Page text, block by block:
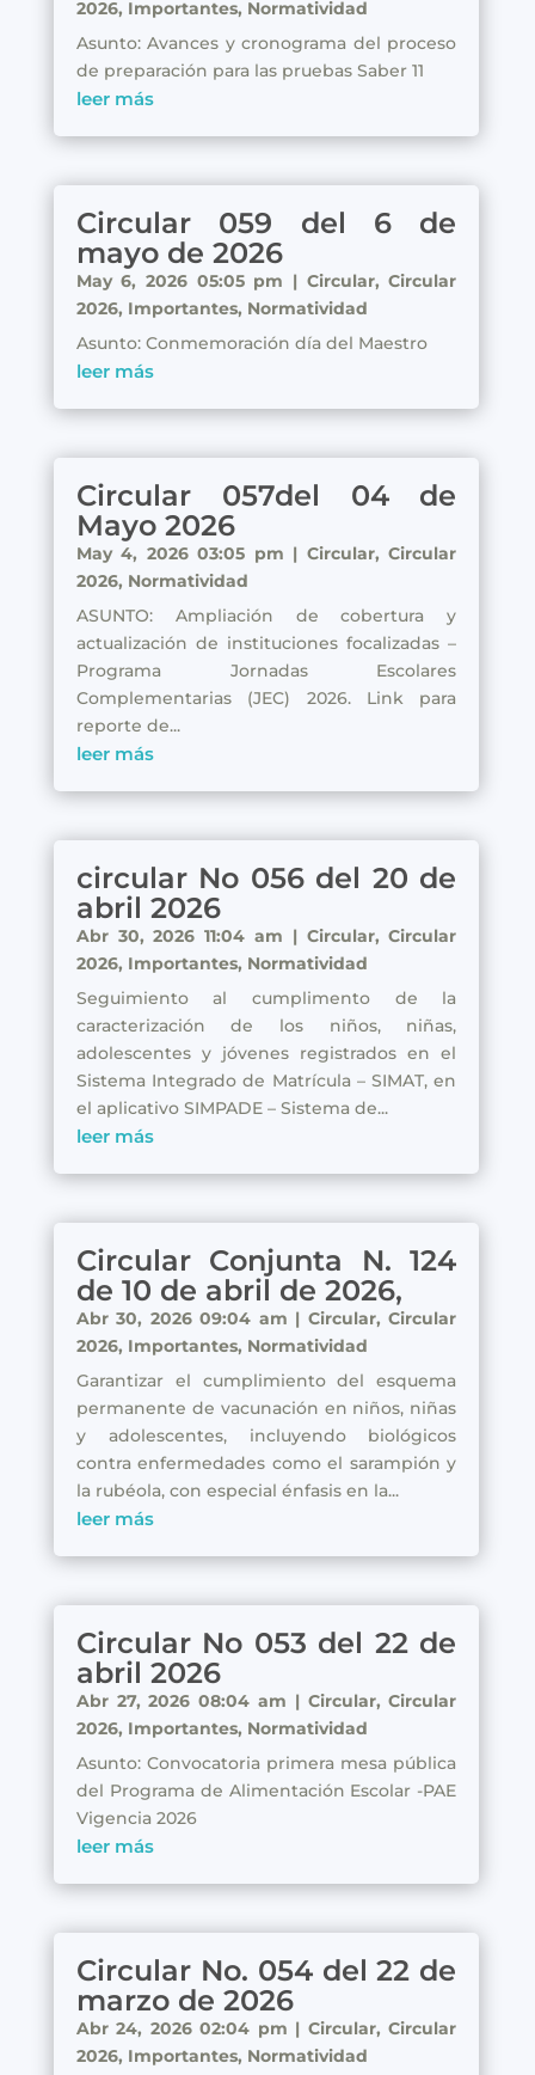
2026, Importantes, Normatividad
Asunto: Avances y cronograma del proceso
de preparación para las pruebas Saber 11
leer más
Circular 059 del 6 de
mayo de 2026
May 6, 2026 05:05 pm | Circular,Circular
2026, Importantes, Normatividad
Asunto: Conmemoración día del Maestro
leer más
Circular 057del 04 de
Mayo 2026
May 4, 2026 03:05 pm | Circular,Circular
2026, Normatividad
ASUNTO: Ampliación de cobertura y
actualización de instituciones focalizadas –
Programa Jornadas Escolares
Complementarias (JEC) 2026. Link para
reporte de...
leer más
circular No 056 del 20 de
abril 2026
Abr 30, 2026 11:04 am | Circular,Circular
2026, Importantes, Normatividad
Seguimiento al cumplimento de la
caracterización de los niños, niñas,
adolescentes y jóvenes registrados en el
Sistema Integrado de Matrícula – SIMAT, en
el aplicativo SIMPADE – Sistema de...
leer más
Circular Conjunta N. 124
de 10 de abril de 2026,
Abr 30, 2026 09:04 am | Circular,Circular
2026, Importantes, Normatividad
Garantizar el cumplimiento del esquema
permanente de vacunación en niños, niñas
y adolescentes, incluyendo biológicos
contra enfermedades como el sarampión y
la rubéola, con especial énfasis en la...
leer más
Circular No 053 del 22 de
abril 2026
Abr 27, 2026 08:04 am | Circular,Circular
2026, Importantes, Normatividad
Asunto: Convocatoria primera mesa pública
del Programa de Alimentación Escolar -PAE
Vigencia 2026
leer más
Circular No. 054 del 22 de
marzo de 2026
Abr 24, 2026 02:04 pm | Circular,Circular
2026, Importantes, Normatividad